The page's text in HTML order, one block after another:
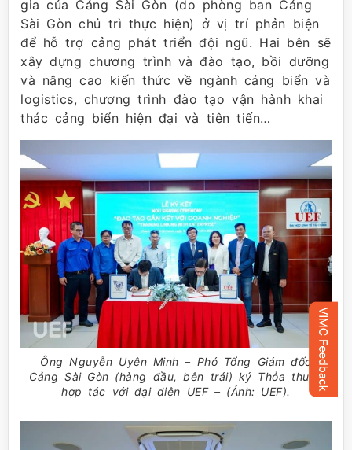
gia của Cảng Sài Gòn (do phòng ban Cảng
Sài Gòn chủ trì thực hiện) ở vị trí phản biện
để hỗ trợ cảng phát triển đội ngũ. Hai bên sẽ
xây dựng chương trình và đào tạo, bồi dưỡng
và nâng cao kiến thức về ngành cảng biển và
logistics, chương trình đào tạo vận hành khai
thác cảng biển hiện đại và tiên tiến…
Ông Nguyễn Uyên Minh – Phó Tổng Giám đốc
Cảng Sài Gòn (hàng đầu, bên trái) ký Thỏa thuận
hợp tác với đại diện UEF – (Ảnh: UEF).